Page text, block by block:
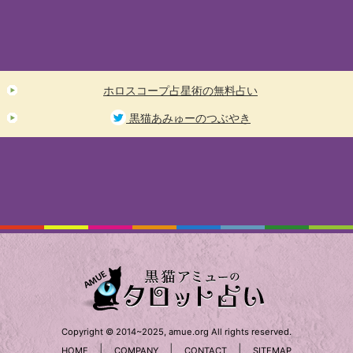
ホロスコープ占星術の無料占い
黒猫あみゅーのつぶやき
Copyright © 2014~2025, amue.org All rights reserved.
|